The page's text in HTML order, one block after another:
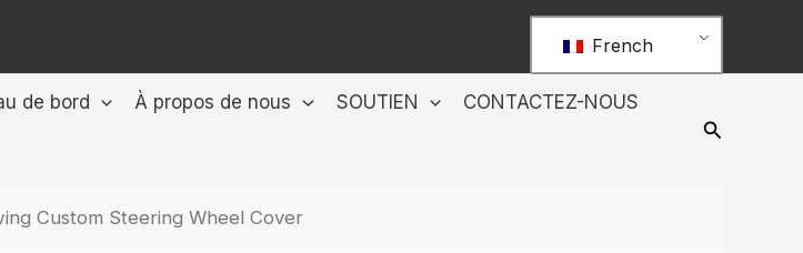
French
de bord À propos de nous SOUTIEN CONTACTEZ-NOUS
Custom Steering Wheel Cover